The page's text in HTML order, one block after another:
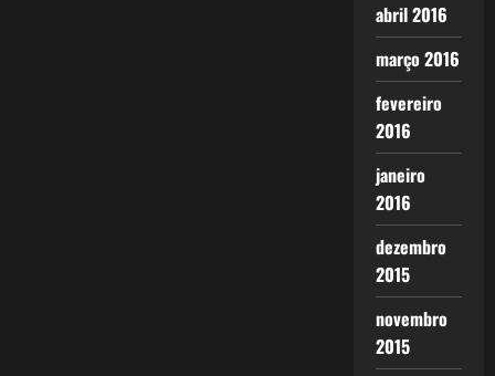
abril 2016
março 2016
fevereiro
2016
janeiro
2016
dezembro
2015
novembro
2015